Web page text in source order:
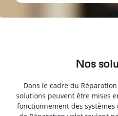
Nos
Dans le cadre du
solutions peuvent être mises
fonctionnement des